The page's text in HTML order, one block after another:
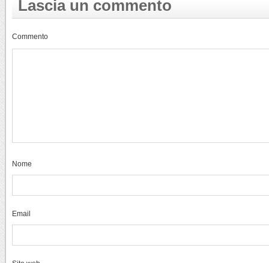
Lascia un commento
Commento
Nome
Email